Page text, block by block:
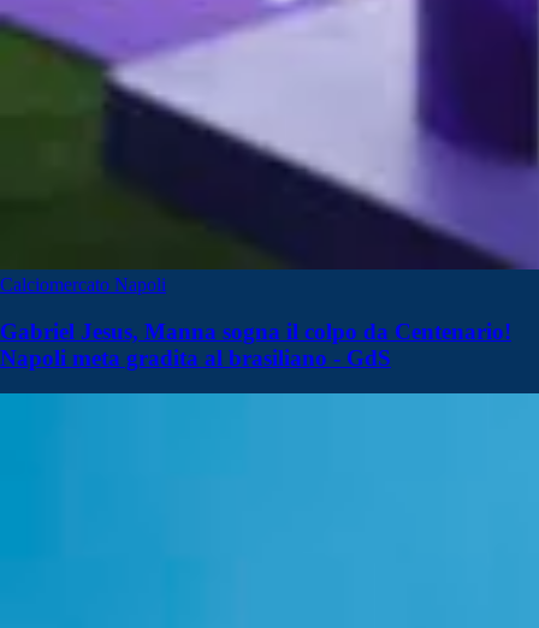
Calciomercato Napoli
Gabriel Jesus, Manna sogna il colpo da Centenario!
Napoli meta gradita al brasiliano - GdS